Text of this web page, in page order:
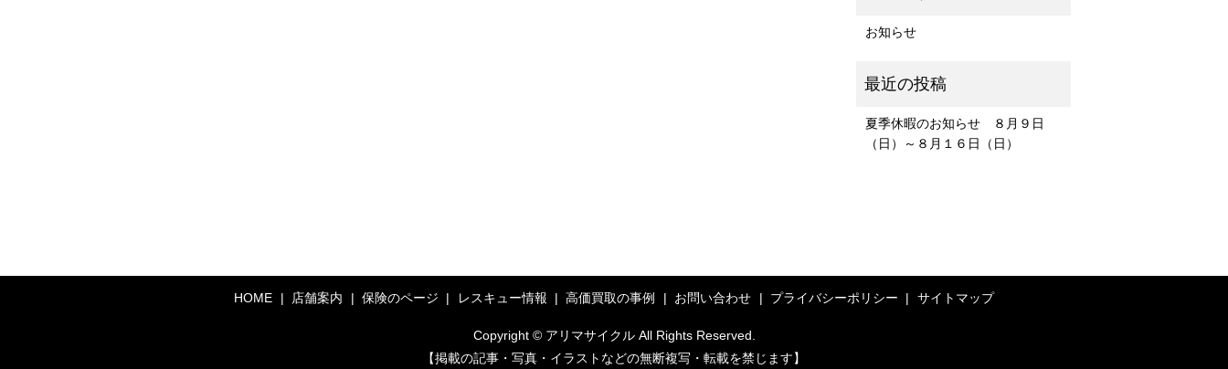
お知らせ
夏季休暇のお知らせ ８月９日
（日）～８月１６日（日）
HOME 店舗案内 保険のページ レスキュー情報 高価買取の事例 お問い合わせ プライバシーポリシー サイトマップ
Copyright © アリマサイクル All Rights Reserved.
【掲載の記事・写真・イラストなどの無断複写・転載を禁じます】